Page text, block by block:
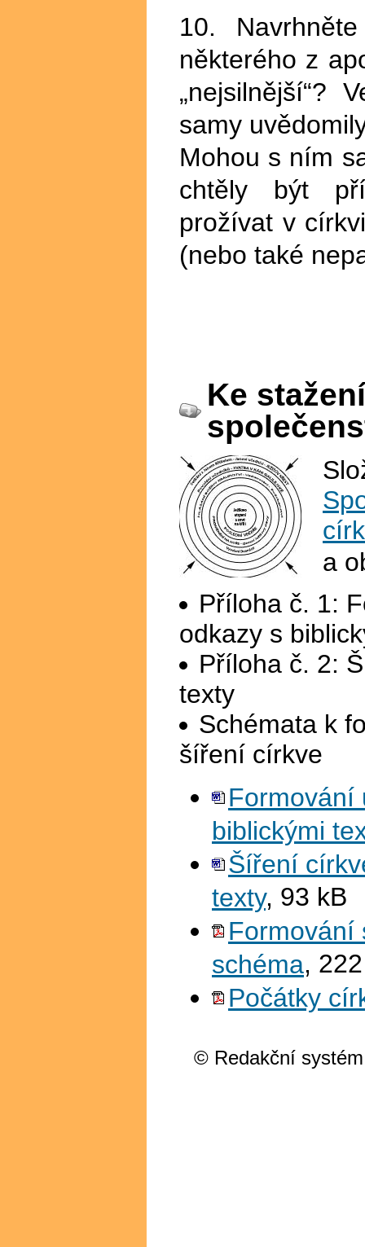
10.
některého z
„nejsilnější“?
samy
Mohou s ním
chtěly být
prožívat v
(nebo také
Ke
a
Příloha č. 1:
odkazy s
Příloha č. 2:
texty
Schémata k
šíření církve
Formování
biblickými
Šíření
texty, 93 kB
Formování
schéma,
Počátky
© Redakční